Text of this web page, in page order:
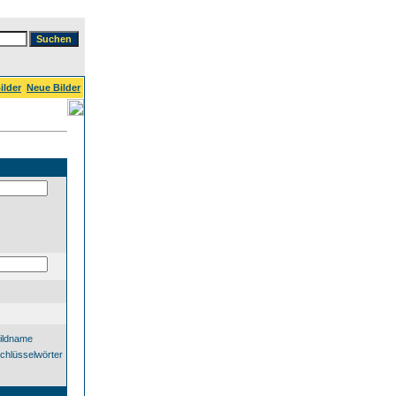
Neue Bilder